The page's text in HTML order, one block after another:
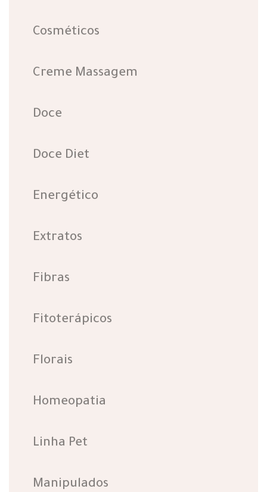
Cosméticos
Creme Massagem
Doce
Doce Diet
Energético
Extratos
Fibras
Fitoterápicos
Florais
Homeopatia
Linha Pet
Manipulados